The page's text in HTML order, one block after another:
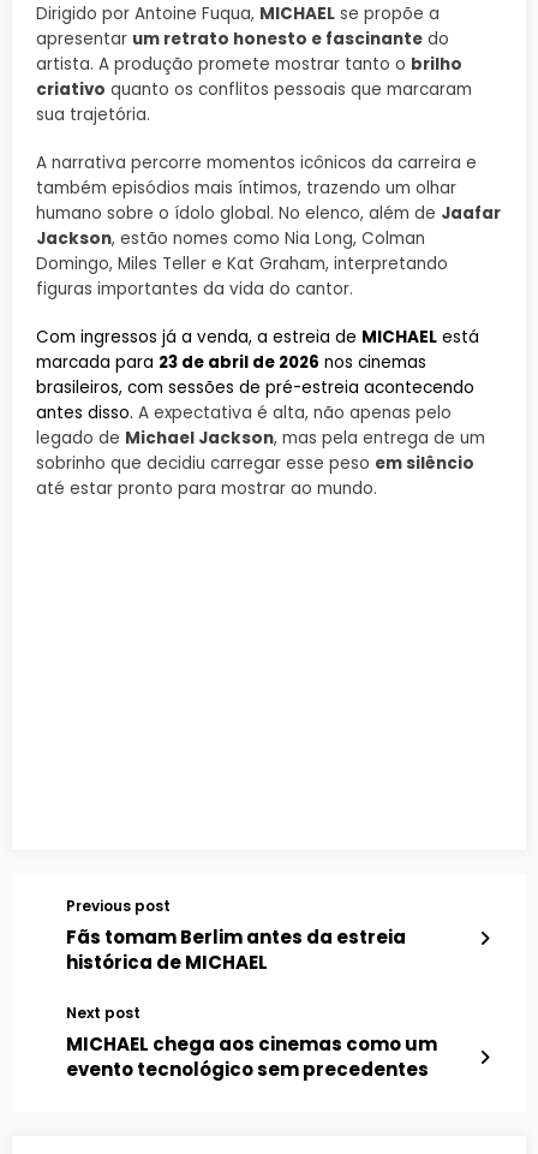
Dirigido por Antoine Fuqua, MICHAEL se propõe a
apresentar um retrato honesto e fascinante do
artista. A produção promete mostrar tanto o brilho
criativo quanto os conflitos pessoais que marcaram
sua trajetória.
A narrativa percorre momentos icônicos da carreira e
também episódios mais íntimos, trazendo um olhar
humano sobre o ídolo global. No elenco, além de Jaafar
Jackson, estão nomes como Nia Long, Colman
Domingo, Miles Teller e Kat Graham, interpretando
figuras importantes da vida do cantor.
Com ingressos já a venda, a estreia de MICHAEL está
marcada para 23 de abril de 2026 nos cinemas
brasileiros, com sessões de pré-estreia acontecendo
antes disso. A expectativa é alta, não apenas pelo
legado de Michael Jackson, mas pela entrega de um
sobrinho que decidiu carregar esse peso em silêncio
até estar pronto para mostrar ao mundo.
Previous post
Fãs tomam Berlim antes da estreia
histórica de MICHAEL
Next post
MICHAEL chega aos cinemas como um
evento tecnológico sem precedentes